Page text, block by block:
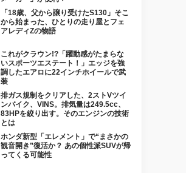
「18歳、父から譲り受けたS130」そこ
から始まった、ひとりの走り屋とフェ
アレディZの物語
これがクラウン!?「躍動感がたまらな
いスポーツエステート！」エッジを強
調したエアロに22インチホイールで武
装
排ガス規制をクリアした、2ストVツイ
ンバイク、VINS。排気量は249.5cc、
83HPを絞り出す。そのエンジンの技術
とは
ホンダ新型「エレメント」で“まさかの
観音開き”復活か？ あの個性派SUVが帰
ってくる可能性